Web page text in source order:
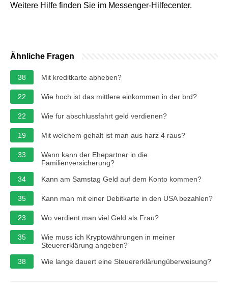
Weitere Hilfe finden Sie im Messenger-Hilfecenter.
Ähnliche Fragen
38 Mit kreditkarte abheben?
22 Wie hoch ist das mittlere einkommen in der brd?
22 Wie fur abschlussfahrt geld verdienen?
19 Mit welchem gehalt ist man aus harz 4 raus?
33
Wann kann der Ehepartner in die
Familienversicherung?
34
Kann am Samstag Geld auf dem Konto kommen?
35 Kann man mit einer Debitkarte in den USA bezahlen?
23 Wo verdient man viel Geld als Frau?
35
Wie muss ich Kryptowährungen in meiner
Steuererklärung angeben?
38
Wie lange dauert eine Steuererklärungüberweisung?